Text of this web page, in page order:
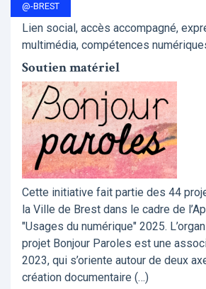
@-BREST
Lien social, accès accompagné,
multimédia, compétences
Soutien matériel
Cette initiative fait partie des 44
la Ville de Brest dans le cadre de
"Usages du numérique" 2025.
projet Bonjour Paroles est une
2023, qui s’oriente autour de deux
création documentaire (…)